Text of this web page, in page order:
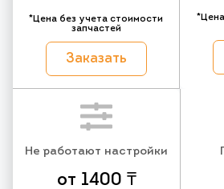
*Цена без учета стоимости
запчастей
Заказать
Не работают настройки
от 1400 ₸